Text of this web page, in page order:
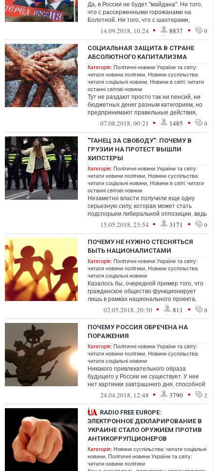
Да, в России не будет "майдана". Ни того,
что с рассерженными горожанами на
Болотной. Ни того, что с шахтерами,
перекрывающими дороги. Но только
14.09.2018, 10:24 • 8837 • 0
СОЦИАЛЬНАЯ ЗАЩИТА В СТРАНЕ
АБСОЛЮТНОГО КАПИТАЛИЗМА
Категорія: Політичні новини України та світу:
читати новини політики Новини суспільства:
читати соціальні новини Новини в світі: читати
останні світові новини
Тут не раздают просто так ни пенсий, ни
бюджетных денег разным категориям, но
предпринимают правильные действия,
общество и власть совместно действуют...
07.08.2018, 00:21 • 1485 • 0
"ТАНЕЦ ЗА СВОБОДУ": ПОЧЕМУ В
ГРУЗИИ НА ПРОТЕСТ ВЫШЛИ
ХИПСТЕРЫ
Категорія: Політичні новини України та світу:
читати новини політики Новини суспільства:
читати соціальні новини Новини в світі: читати
останні світові новини
Незаметно власти получили еще одну
серьезную силу, которая может стать
подспорьем либеральной оппозиции, ведь
протестовали в эти дни не только в
15.05.2018, 23:54 • 3171 • 0
ПОЧЕМУ НЕ НУЖНО СТЕСНЯТЬСЯ
БЫТЬ НАЦИОНАЛИСТАМИ
Категорія: Політичні новини України та світу:
читати новини політики Новини суспільства:
читати соціальні новини
Казалось бы, очередной пример того, что
гражданское общество функционирует
лишь в рамках национального проекта.
Причем пример наглядный – не какой-то ...
02.05.2018, 20:30 • 811 • 0
ПОЧЕМУ РОССИЯ ОБРЕЧЕНА НА
ПОРАЖЕНИЯ
Категорія: Політичні новини України та світу:
читати новини політики Новини суспільства:
читати соціальні новини
Никакого привлекательного образа
будущего у России не существует. У нее
нет картинки завтрашнего дня, способной
увлечь и мобилизовать. У нее нет идеи ...
24.04.2018, 12:48 • 3790 • 2
RADIO FREE EUROPE:
ЭЛЕКТРОННОЕ ДЕКЛАРИРОВАНИЕ В
УКРАИНЕ СТАЛО ОРУЖИЕМ ПРОТИВ
АНТИКОРРУПЦИОНЕРОВ
Категорія: Новини суспільства: читати соціальні
новини Політичні новини України та світу:
читати новини політики